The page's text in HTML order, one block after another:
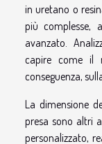
in uretano o
più complesse,
avanzato.
capire come il
conseguenza,
La dimensione
presa sono altri
personalizzato,